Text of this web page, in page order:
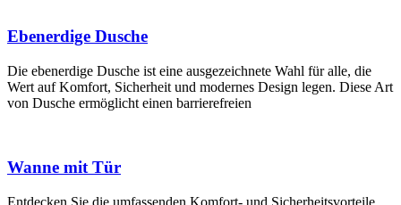
Ebenerdige Dusche
Die ebenerdige Dusche ist eine ausgezeichnete Wahl für alle, die
Wert auf Komfort, Sicherheit und modernes Design legen. Diese Art
von Dusche ermöglicht einen barrierefreien
Wanne mit Tür